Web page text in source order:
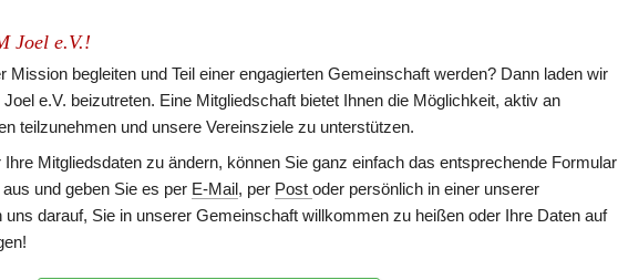
Joel e.V.!
Mission begleiten und Teil einer engagierten Gemeinschaft werden? Dann laden wir
e.V. beizutreten. Eine Mitgliedschaft bietet Ihnen die Möglichkeit, aktiv an
teilzunehmen und unsere Vereinsziele zu unterstützen.
Mitgliedsdaten zu ändern, können Sie ganz einfach das entsprechende Formular
und geben Sie es per E-Mail , per Post oder persönlich in einer unserer
uns darauf, Sie in unserer Gemeinschaft willkommen zu heißen oder Ihre Daten auf